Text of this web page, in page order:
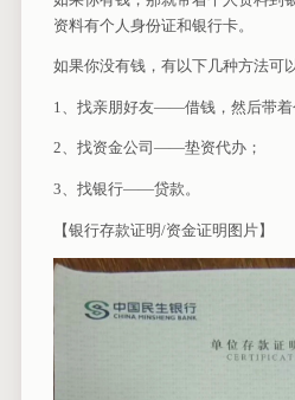
资料有个人身份证和银行卡。
如果你没有钱，有以下几种方法可
1、找亲朋好友——借钱，然后带着
2、找资金公司——垫资代办；
3、找银行——贷款。
【银行存款证明/资金证明图片】